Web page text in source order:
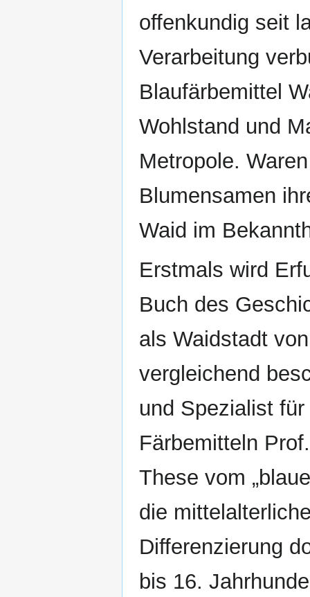
offenkundig seit
Verarbeitung
Blaufärbemittel
Wohlstand und
Metropole.
Blumensamen
Waid im
Erstmals wird
Buch des
als Waidstadt
vergleichend
und Spezialist
Färbemitteln
These vom
die
Differenzierung
bis 16.